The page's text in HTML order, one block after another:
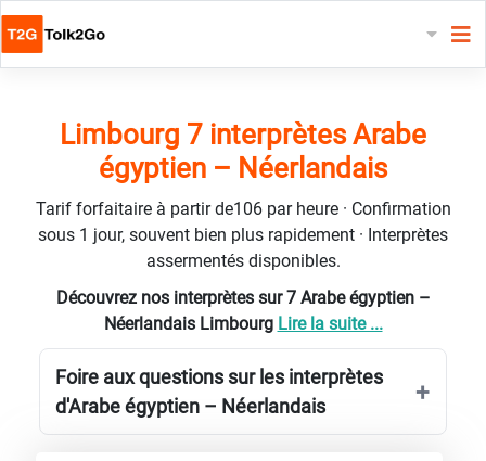
Limbourg 7 interprètes Arabe
égyptien – Néerlandais
Tarif forfaitaire à partir de106 par heure · Confirmation
sous 1 jour, souvent bien plus rapidement · Interprètes
assermentés disponibles.
Découvrez nos interprètes sur 7 Arabe égyptien –
Néerlandais Limbourg Lire la suite ...
Foire aux questions sur les interprètes
d'Arabe égyptien – Néerlandais